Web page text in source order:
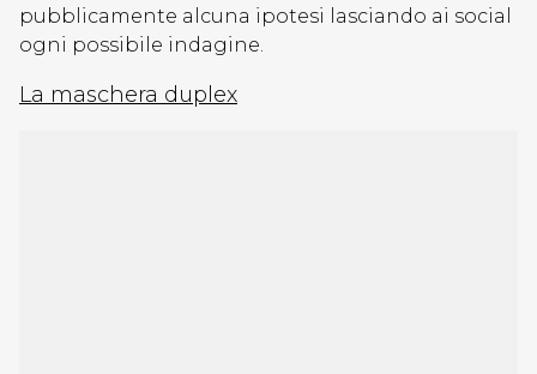
pubblicamente alcuna ipotesi lasciando ai social
ogni possibile indagine.
La maschera duplex